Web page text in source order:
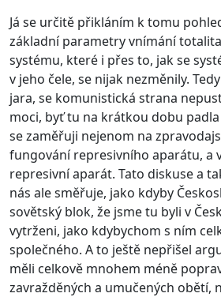
Já se určitě přikláním k tomu
základní parametry vnímání
systému, které i přes to, jak se
v jeho čele, se nijak nezměnily.
jara, se komunistická strana
moci, byť tu na krátkou dobu
se zaměřuji nejenom na
fungování represivního aparátu, a
represivní aparát. Tato diskuse a
nás ale směřuje, jako kdyby
sovětský blok, že jsme tu byli v
vytrženi, jako kdybychom s ním
společného. A to ještě nepřišel
měli celkově mnohem méně
zavražděných a umučených obětí,